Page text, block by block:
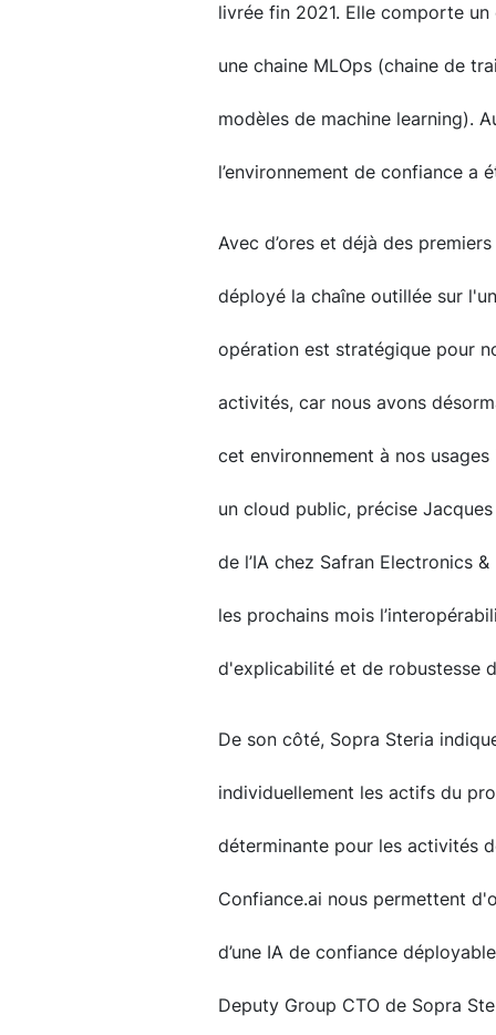
livrée fin 2021. Elle comporte
une chaine MLOps (chaine de
modèles de machine learning).
l’environnement de confiance a
Avec d’ores et déjà des
déployé la chaîne outillée sur
opération est stratégique pour
activités, car nous avons
cet environnement à nos
un cloud public, précise
de l’IA chez Safran Electronics
les prochains mois
d'explicabilité et de robustesse
De son côté, Sopra Steria
individuellement les actifs du
déterminante pour les activités
Confiance.ai nous permettent
d’une IA de confiance
Deputy Group CTO de Sopra